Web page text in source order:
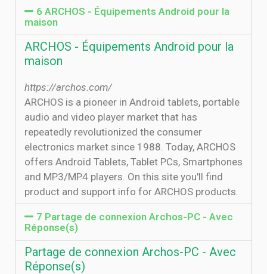
6 ARCHOS - Équipements Android pour la
maison
ARCHOS - Équipements Android pour la
maison
https://archos.com/
ARCHOS is a pioneer in Android tablets, portable
audio and video player market that has
repeatedly revolutionized the consumer
electronics market since 1988. Today, ARCHOS
offers Android Tablets, Tablet PCs, Smartphones
and MP3/MP4 players. On this site you'll find
product and support info for ARCHOS products.
7 Partage de connexion Archos-PC - Avec
Réponse(s)
Partage de connexion Archos-PC - Avec
Réponse(s)